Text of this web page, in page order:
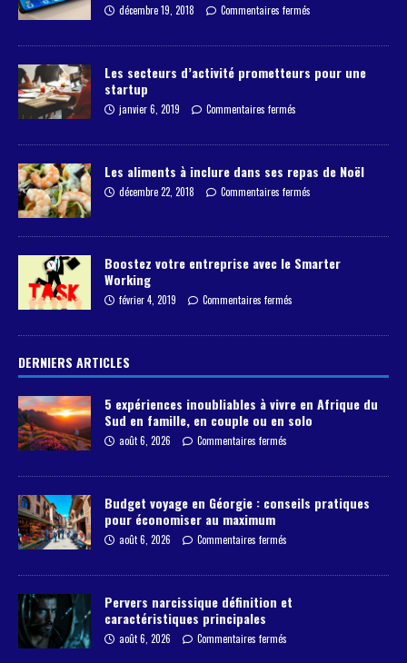
décembre 19, 2018 Commentaires fermés
Les secteurs d’activité prometteurs pour une
startup
janvier 6, 2019 Commentaires fermés
Les aliments à inclure dans ses repas de Noël
décembre 22, 2018 Commentaires fermés
Boostez votre entreprise avec le Smarter
Working
février 4, 2019 Commentaires fermés
DERNIERS ARTICLES
5 expériences inoubliables à vivre en Afrique du
Sud en famille, en couple ou en solo
août 6, 2026 Commentaires fermés
Budget voyage en Géorgie : conseils pratiques
pour économiser au maximum
août 6, 2026 Commentaires fermés
Pervers narcissique définition et
caractéristiques principales
août 6, 2026 Commentaires fermés